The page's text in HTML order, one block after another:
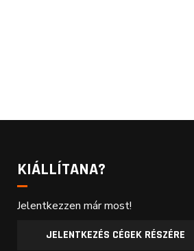
KIÁLLÍTANA?
Jelentkezzen már most!
JELENTKEZÉS CÉGEK RÉSZÉRE